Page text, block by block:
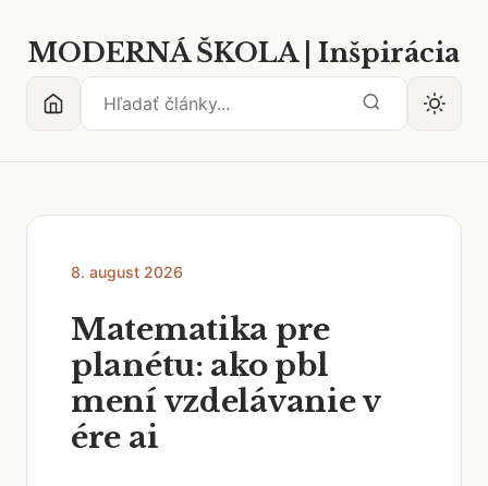
MODERNÁ ŠKOLA | Inšpirácia
8. august 2026
Matematika pre
planétu: ako pbl
mení vzdelávanie v
ére ai